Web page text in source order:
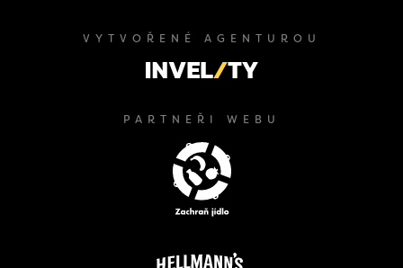
VYTVOŘENÉ AGENTUROU
PARTNEŘI WEBU